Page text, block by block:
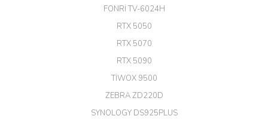
EROL ÇAKMAK | 26/12/2025
FONRİ TV-6024H
RTX 5050
RTX 5070
RTX 5090
TİWOX 9500
ZEBRA ZD220D
SYNOLOGY DS925PLUS